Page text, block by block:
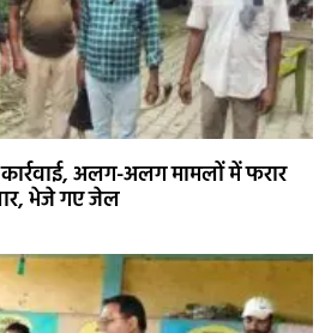
अलग-अलग मामलों में फरार
भेजे गए जेल